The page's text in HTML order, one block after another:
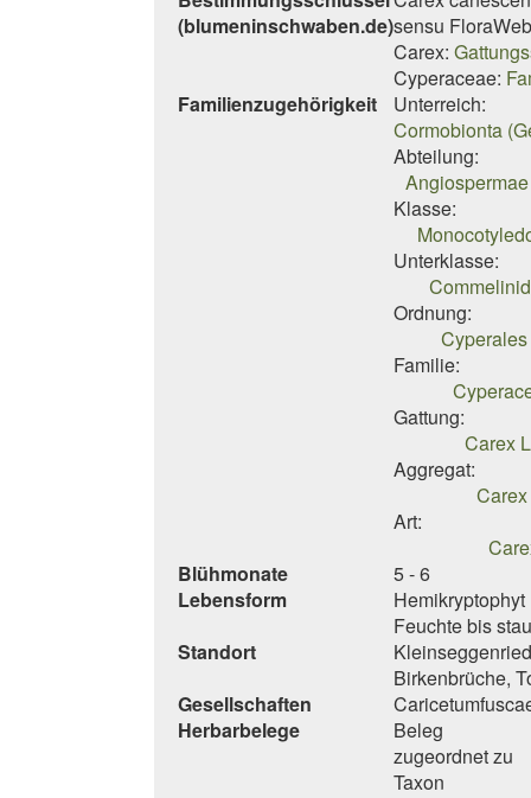
(blumeninschwaben.de)sensu
Carex:
Cyperaceae:
Familienzugehörigkeit
Unterreich:
Cormobionta
Abteilung:
Klasse:
Unterklasse:
Ordnung:
Familie:
Gattung:
Carex
Aggregat:
Art:
Blühmonate
5 - 6
Lebensform
Standort
Feuchte bis
Birkenbrüche,
Gesellschaften
Herbarbelege
Beleg
zugeordnet zu
Taxon